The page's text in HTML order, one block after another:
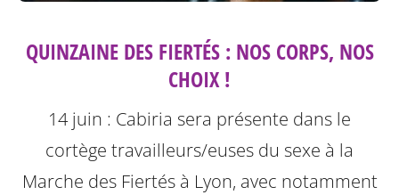
QUINZAINE DES FIERTÉS : NOS CORPS, NOS
CHOIX !
14 juin : Cabiria sera présente dans le
cortège travailleurs/euses du sexe à la
Marche des Fiertés à Lyon, avec notamment